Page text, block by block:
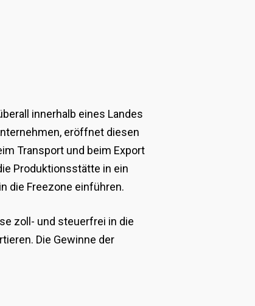
innerhalb eines Landes
eröffnet diesen
Transport und beim Export
Produktionsstätte in ein
die Freezone einführen.
zoll- und steuerfrei in die
Die Gewinne der